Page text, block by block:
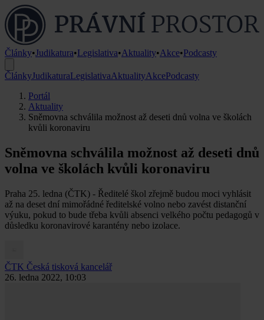
Články•Judikatura•Legislativa•Aktuality•Akce•Podcasty
ČlánkyJudikaturaLegislativaAktualityAkcePodcasty
Portál
Aktuality
Sněmovna schválila možnost až deseti dnů volna ve školách
kvůli koronaviru
Sněmovna schválila možnost až deseti dnů
volna ve školách kvůli koronaviru
Praha 25. ledna (ČTK) - Ředitelé škol zřejmě budou moci vyhlásit
až na deset dní mimořádné ředitelské volno nebo zavést distanční
výuku, pokud to bude třeba kvůli absenci velkého počtu pedagogů v
důsledku koronavirové karantény nebo izolace.
ČTK Česká tisková kancelář
26. ledna 2022, 10:03